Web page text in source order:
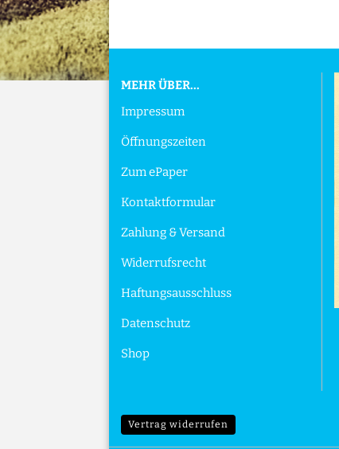
MEHR ÜBER...
Impressum
Öffnungszeiten
Zum ePaper
Kontaktformular
Zahlung & Versand
Widerrufsrecht
Haftungsausschluss
Datenschutz
Shop
Vertrag widerrufen